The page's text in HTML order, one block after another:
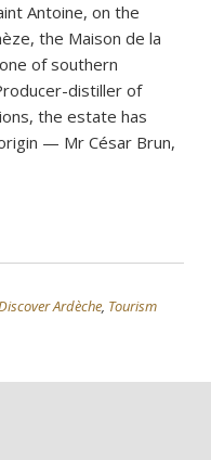
Antoine, on the
the Maison de la
of southern
distiller of
the estate has
— Mr César Brun,
Ardèche, Tourism